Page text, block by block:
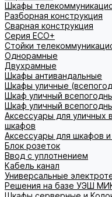
Шкафы
Разборная конструкция
Сварная конструкция
Серия ECO+
Стойки
Однорамные
Двухрамные
Шкафы антивандальные
Шкафы уличные
Шкаф уличный
Шкаф уличный
Аксессуары для уличных
шкафов
Аксессуары для шкафов
Блок розеток
Ввод с уплотнением
Кабель канал
Универсальные
Решения на базе УЭШ